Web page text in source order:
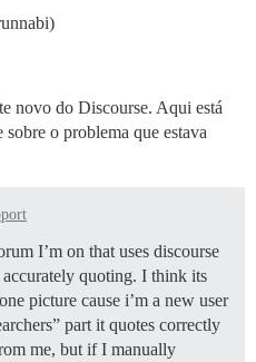
novo do Discourse. Aqui está
o problema que estava
I’m on that uses discourse
accurately quoting. I think its
picture cause i’m a new user
part it quotes correctly
me, but if I manually